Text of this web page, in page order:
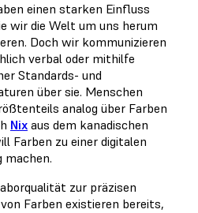
einen starken Einfluss
wir die Welt um uns herum
Doch wir kommunizieren
verbal oder mithilfe
Standards- und
über sie. Menschen
analog über Farben
Nix aus dem kanadischen
Farben zu einer digitalen
machen.
zur präzisen
Farben existieren bereits,